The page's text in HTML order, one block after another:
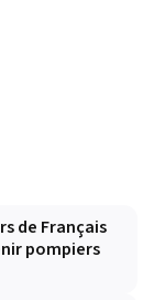
de Français
pompiers